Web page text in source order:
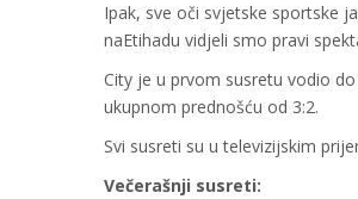
Ipak, sve oči svjetske sportske
naEtihadu vidjeli smo pravi
City je u prvom susretu vodio
ukupnom prednošću od 3:2.
Svi susreti su u televizijskim
Večerašnji susreti: